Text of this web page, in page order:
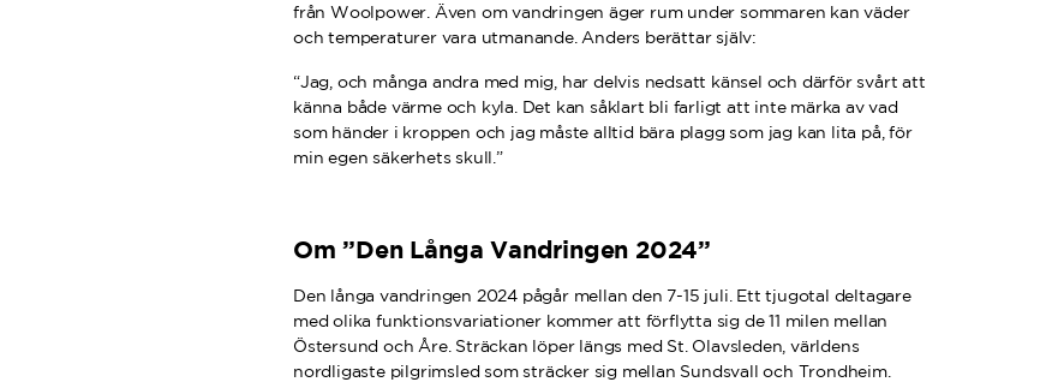
från Woolpower. Även om vandringen äger rum under sommaren kan väder
och temperaturer vara utmanande. Anders berättar själv:
“Jag, och många andra med mig, har delvis nedsatt känsel och därför svårt att
känna både värme och kyla. Det kan såklart bli farligt att inte märka av vad
som händer i kroppen och jag måste alltid bära plagg som jag kan lita på, för
min egen säkerhets skull.”
Om ”Den Långa Vandringen 2024”
Den långa vandringen 2024 pågår mellan den 7-15 juli. Ett tjugotal deltagare
med olika funktionsvariationer kommer att förflytta sig de 11 milen mellan
Östersund och Åre. Sträckan löper längs med St. Olavsleden, världens
nordligaste pilgrimsled som sträcker sig mellan Sundsvall och Trondheim.